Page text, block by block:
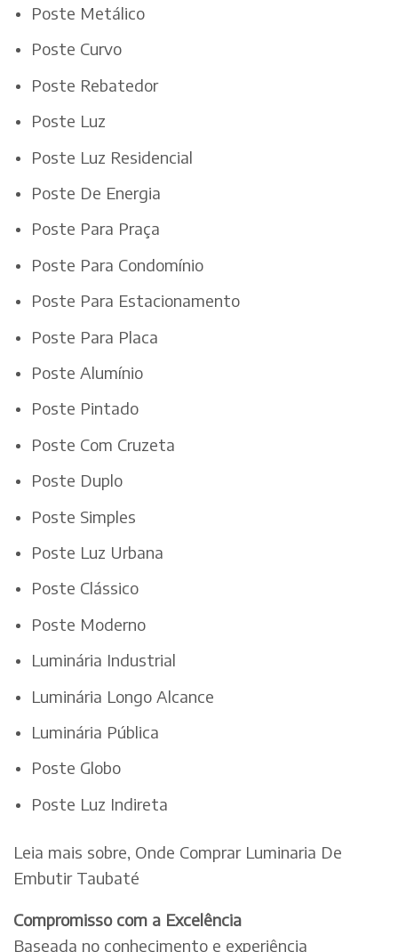
Poste Metálico
Poste Curvo
Poste Rebatedor
Poste Luz
Poste Luz Residencial
Poste De Energia
Poste Para Praça
Poste Para Condomínio
Poste Para Estacionamento
Poste Para Placa
Poste Alumínio
Poste Pintado
Poste Com Cruzeta
Poste Duplo
Poste Simples
Poste Luz Urbana
Poste Clássico
Poste Moderno
Luminária Industrial
Luminária Longo Alcance
Luminária Pública
Poste Globo
Poste Luz Indireta
Leia mais sobre, Onde Comprar Luminaria De
Embutir Taubaté
Compromisso com a Excelência
Baseada no conhecimento e experiência